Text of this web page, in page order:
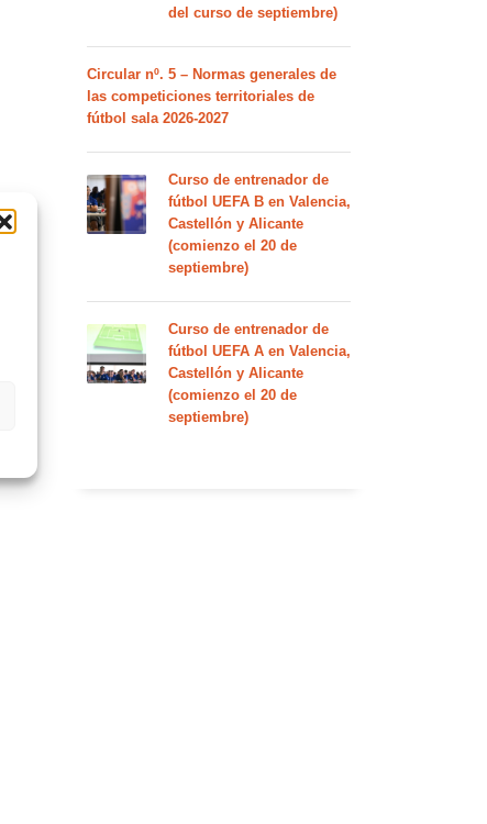
del curso de septiembre)
Circular nº. 5 – Normas generales de
las competiciones territoriales de
fútbol sala 2026-2027
Curso de entrenador de
fútbol UEFA B en Valencia,
Castellón y Alicante
(comienzo el 20 de
septiembre)
Curso de entrenador de
fútbol UEFA A en Valencia,
Castellón y Alicante
(comienzo el 20 de
septiembre)